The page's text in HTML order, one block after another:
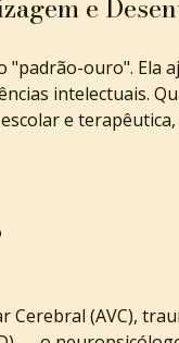
e
"padrão-ouro". Ela
intelectuais.
e
(AVC),